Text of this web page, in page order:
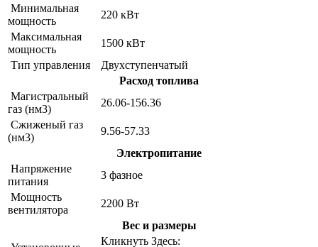
Минимальная
мощность
220 кВт
Максимальная
мощность
1500 кВт
Тип управления
Двухступенчатый
Расход топлива
Магистральный
газ (нм3)
26.06-156.36
Сжиженый газ
(нм3)
9.56-57.33
Электропитание
Напряжение
питания
3 фазное
Мощность
вентилятора
2200 Вт
Вес и размеры
Кликнуть Здесь: